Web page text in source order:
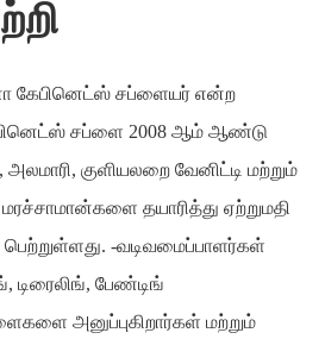
கேபினெட்ஸ் சப்ளையர் என்ற
சப்ளை 2008 ஆம் ஆண்டு
குளியலறை வேனிட்டி மற்றும்
தயாரித்து ஏற்றுமதி
-வடிவமைப்பாளர்கள்
டிரைலிங், பேண்டிங்
அனுப்புகிறார்கள் மற்றும்